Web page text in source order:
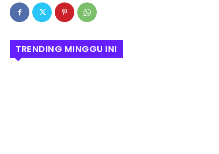
TRENDING MINGGU INI